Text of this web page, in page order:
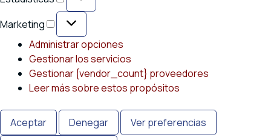
Marketing
Marketing
Administrar opciones
Gestionar los servicios
Gestionar {vendor_count} proveedores
Leer más sobre estos propósitos
Aceptar Denegar
Ver preferencias